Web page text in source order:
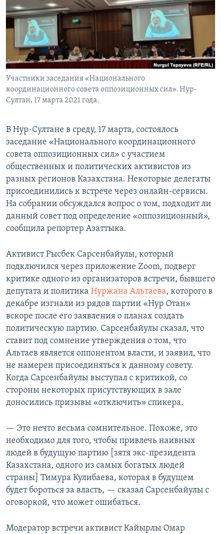
Участники заседания «Национального
координационного совета оппозиционных сил». Нур-
Султан, 17 марта 2021 года.
В Нур-Султане в среду, 17 марта, состоялось
заседание «Национального координационного
совета оппозиционных сил» с участием
общественных и политических активистов из
разных регионов Казахстана. Некоторые делегаты
присоединились к встрече через онлайн-сервисы.
На собрании обсуждался вопрос о том, подходит ли
данный совет под определение «оппозиционный»,
сообщила репортер Азаттыка.
Активист Рысбек Сарсенбайулы, который
подключился через приложение Zoom, подверг
критике одного из организаторов встречи, бывшего
депутата и политика Нуржана Альтаева, которого в
декабре изгнали из рядов партии «Нур Отан»
вскоре после его заявления о планах создать
политическую партию. Сарсенбайулы сказал, что
ставит под сомнение утверждения о том, что
Альтаев является оппонентом власти, и заявил, что
не намерен присоединяться к данному совету.
Когда Сарсенбайулы выступал с критикой, со
стороны некоторых присутствующих в зале
доносились призывы «отключить» спикера.
— Это нечто весьма сомнительное. Похоже, это
необходимо для того, чтобы привлечь наивных
людей в будущую партию [зятя экс-президента
Казахстана, одного из самых богатых людей
страны] Тимура Кулибаева, которая в будущем
будет бороться за власть, — сказал Сарсенбайулы с
оговоркой, что может ошибаться.
Модератор встречи активист Кайырлы Омар